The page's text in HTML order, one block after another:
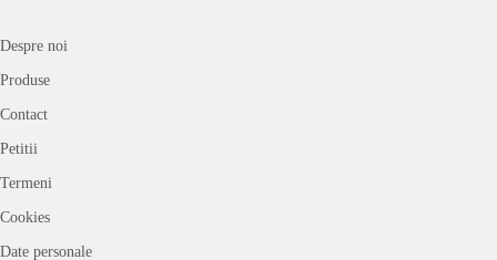
Despre noi
Produse
Contact
Petitii
Termeni
Cookies
Date personale